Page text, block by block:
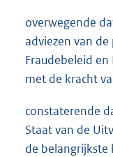
overwegende
adviezen van
Fraudebeleid
met de kracht
constaterende
Staat van de
de